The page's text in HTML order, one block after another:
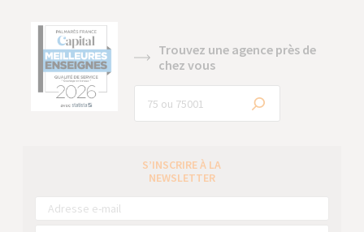
Trouvez une agence près de
chez vous
S’INSCRIRE À LA
NEWSLETTER